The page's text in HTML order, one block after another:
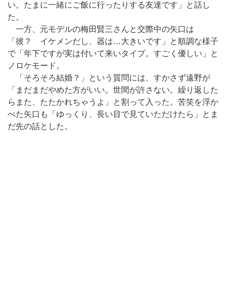
い。たまに一緒にご飯に行ったりする友達です」と話し
た。
一方、元モデルの梅田賢三さんと交際中の矢口は
「彼？ イケメンだし、器は…大きいです」と順調な様子
で「年下ですが実は付いて来いタイプ。すごく優しい」と
ノロケモード。
「そろそろ結婚？」という質問には、すかさず遠野が
「まだまだやめた方がいい。世間が許さない。繰り返した
らまた、たたかれちゃうよ」と割って入った。苦笑を浮か
べた矢口も「ゆっくり、長い目で見ていただけたら」とま
だ先の話とした。